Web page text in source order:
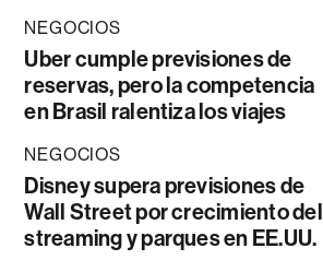
NEGOCIOS
Uber cumple previsiones de
reservas, pero la competencia
en Brasil ralentiza los viajes
NEGOCIOS
Disney supera previsiones de
Wall Street por crecimiento del
streaming y parques en EE.UU.